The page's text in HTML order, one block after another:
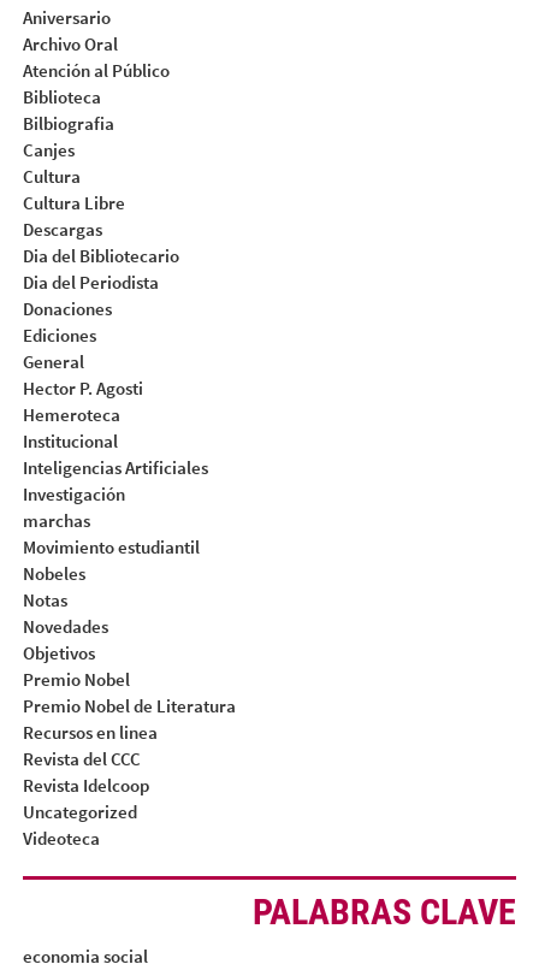
Aniversario
Archivo Oral
Atención al Público
Biblioteca
Bilbiografia
Canjes
Cultura
Cultura Libre
Descargas
Dia del Bibliotecario
Dia del Periodista
Donaciones
Ediciones
General
Hector P. Agosti
Hemeroteca
Institucional
Inteligencias Artificiales
Investigación
marchas
Movimiento estudiantil
Nobeles
Notas
Novedades
Objetivos
Premio Nobel
Premio Nobel de Literatura
Recursos en linea
Revista del CCC
Revista Idelcoop
Uncategorized
Videoteca
PALABRAS CLAVE
economia social